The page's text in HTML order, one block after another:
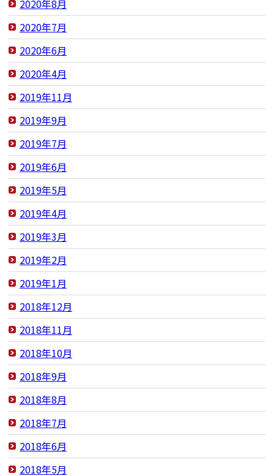
2020年8月
2020年7月
2020年6月
2020年4月
2019年11月
2019年9月
2019年7月
2019年6月
2019年5月
2019年4月
2019年3月
2019年2月
2019年1月
2018年12月
2018年11月
2018年10月
2018年9月
2018年8月
2018年7月
2018年6月
2018年5月